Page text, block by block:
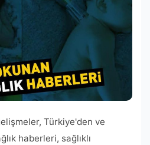
Türkiye'den ve
haberleri, sağlıklı